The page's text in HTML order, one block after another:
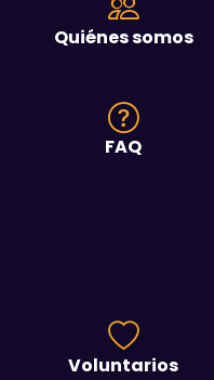
Quiénes somos
FAQ
Voluntarios